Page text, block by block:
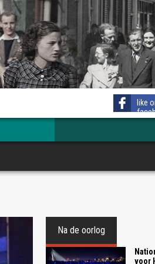
like
Na de oorlog
voor